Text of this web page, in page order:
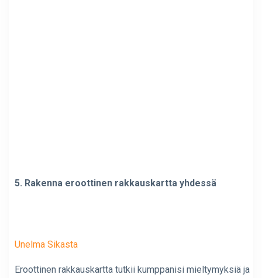
5. Rakenna eroottinen rakkauskartta yhdessä
Unelma Sikasta
Eroottinen rakkauskartta tutkii kumppanisi mieltymyksiä ja